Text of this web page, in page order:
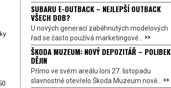
SUBARU E-OUTBACK – NEJLEPŠÍ OUTBACK
VŠECH DOB?
U nových generací zaběhnutých modelových
řad se často používá marketingové... >>
ŠKODA MUZEUM: NOVÝ DEPOZITÁŘ – POLIBEK
DĚJIN
Přímo ve svém areálu loni 27. listopadu
slavnostně otevřelo Škoda Muzeum nově... >>